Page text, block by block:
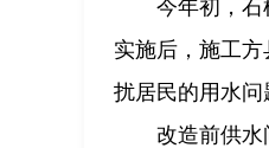
今年初，石
实施后，施工
扰居民的用水问
改造前供水